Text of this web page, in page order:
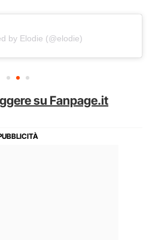
by Elodie (@elodie)
su Fanpage.it